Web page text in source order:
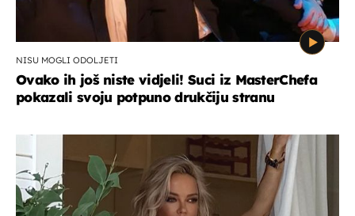
NISU MOGLI ODOLJETI
Ovako ih još niste vidjeli! Suci iz MasterChefa
pokazali svoju potpuno drukčiju stranu